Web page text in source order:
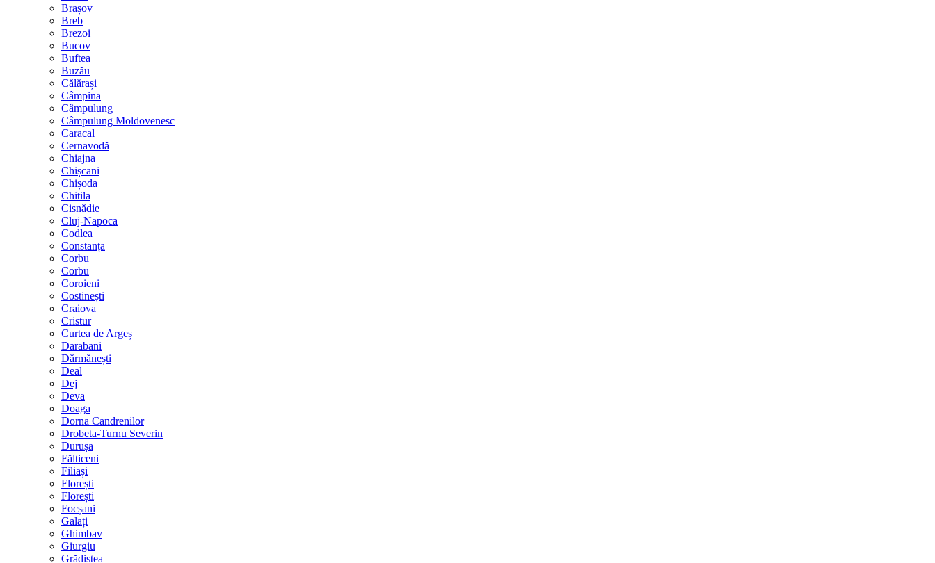
Brașov
Breb
Brezoi
Bucov
Buftea
Buzău
Călărași
Câmpina
Câmpulung
Câmpulung Moldovenesc
Caracal
Cernavodă
Chiajna
Chișcani
Chișoda
Chitila
Cisnădie
Cluj-Napoca
Codlea
Constanța
Corbu
Corbu
Coroieni
Costinești
Craiova
Cristur
Curtea de Argeș
Darabani
Dărmănești
Deal
Dej
Deva
Doaga
Dorna Candrenilor
Drobeta-Turnu Severin
Durușa
Fălticeni
Filiași
Florești
Florești
Focșani
Galați
Ghimbav
Giurgiu
Grădiștea